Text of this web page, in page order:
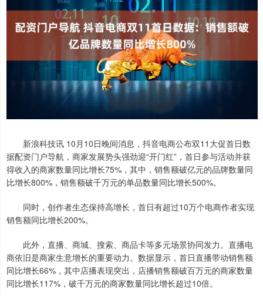
新浪科技讯 10月10日晚间消息，抖音电商公布双11大促首日数
据配资门户导航，商家发展势头强劲迎“开门红”，首日参与活动并获
得收入的商家数量同比增长75%，其中，销售额破亿元的品牌数量同
比增长800%，销售额破千万元的单品数量同比增长500%。
同时，创作者生态保持高增长，首日有超过10万个电商作者实现
销售额同比增长200%。
此外，直播、商城、搜索、商品卡等多元场景协同发力。直播电
商依旧是商家生意增长的重要动力。数据显示，首日直播带动销售额
同比增长66%，其中店播表现突出，店播销售额破百万元的商家数量
同比增长117%，破千万元的商家数量同比增长超过10倍。